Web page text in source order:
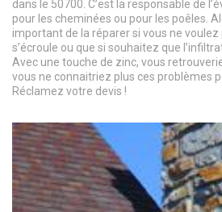
dans le 50700. C’est la responsable de
pour les cheminées ou pour les poêles.
important de la réparer si vous ne
s’écroule ou que si souhaitez que
Avec une touche de zinc, vous
vous ne connaitriez plus ces problèmes
Réclamez votre devis !